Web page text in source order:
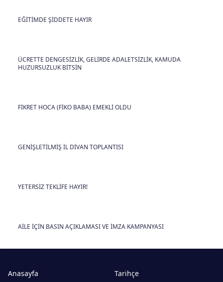
EĞİTİMDE ŞİDDETE HAYIR
ÜCRETTE DENGESİZLİK, GELİRDE ADALETSİZLİK, KAMUDA
HUZURSUZLUK BİTSİN
FİKRET HOCA (FİKO BABA) EMEKLİ OLDU
GENİŞLETİLMİŞ İL DİVAN TOPLANTISI
YETERSİZ TEKLİFE HAYIR!
AİLE İÇİN BASIN AÇIKLAMASI VE İMZA KAMPANYASI
Anasayfa
Tarihçe